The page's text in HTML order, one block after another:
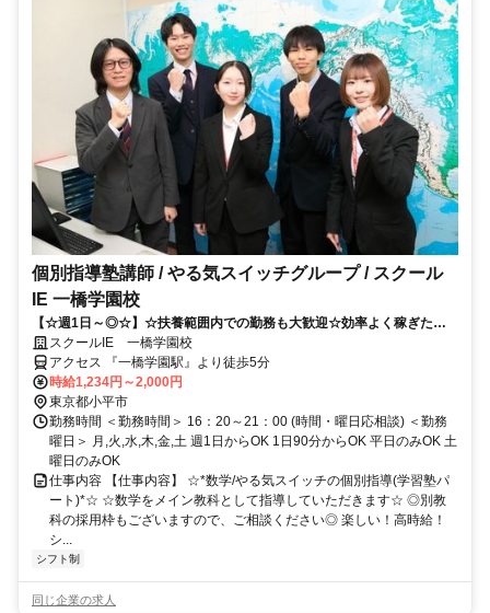
個別指導塾講師 / やる気スイッチグループ / スクール
IE 一橋学園校
【☆週1日～◎☆】☆扶養範囲内での勤務も大歓迎☆効率よく稼ぎたい
方におすすめ！！
スクールIE 一橋学園校
アクセス 『一橋学園駅』より徒歩5分
時給1,234円～2,000円
東京都小平市
勤務時間 ＜勤務時間＞ 16：20～21：00 (時間・曜日応相談) ＜勤務
曜日＞ 月,火,水,木,金,土 週1日からOK 1日90分からOK 平日のみOK 土
曜日のみOK
仕事内容 【仕事内容】 ☆*数学/やる気スイッチの個別指導(学習塾パ
ート)*☆ ☆数学をメイン教科として指導していただきます☆ ◎別教
科の採用枠もございますので、ご相談ください◎ 楽しい！高時給！
シ...
シフト制
同じ企業の求人